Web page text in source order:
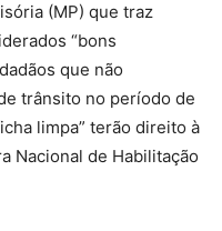
(MP) que traz
“bons
que não
trânsito no período de
limpa” terão direito à
Nacional de Habilitação